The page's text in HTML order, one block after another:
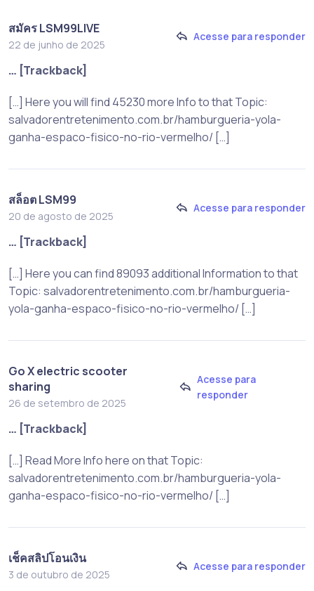
สมัคร LSM99LIVE
22 de junho de 2025
Acesse para responder
… [Trackback]
[…] Here you will find 45230 more Info to that Topic:
salvadorentretenimento.com.br/hamburgueria-yola-
ganha-espaco-fisico-no-rio-vermelho/ […]
สล็อต LSM99
20 de agosto de 2025
Acesse para responder
… [Trackback]
[…] Here you can find 89093 additional Information to that
Topic: salvadorentretenimento.com.br/hamburgueria-
yola-ganha-espaco-fisico-no-rio-vermelho/ […]
Go X electric scooter
sharing
26 de setembro de 2025
Acesse para
responder
… [Trackback]
[…] Read More Info here on that Topic:
salvadorentretenimento.com.br/hamburgueria-yola-
ganha-espaco-fisico-no-rio-vermelho/ […]
เช็คสลิปโอนเงิน
3 de outubro de 2025
Acesse para responder